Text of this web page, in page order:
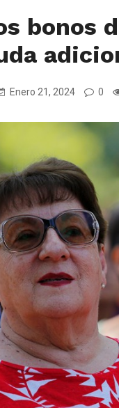
bonos
Enero 21, 2024 0